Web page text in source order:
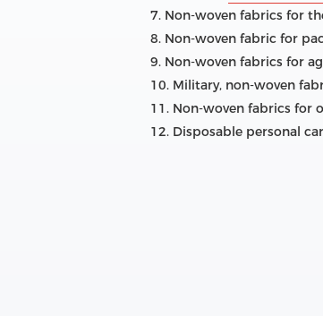
7. Non-woven fabrics for
8. Non-woven fabric for
9. Non-woven fabrics for
10. Military, non-woven
11. Non-woven fabrics for
12. Disposable personal